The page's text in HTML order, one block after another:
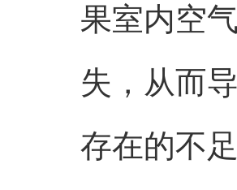
果室内空
失，从而
存在的不